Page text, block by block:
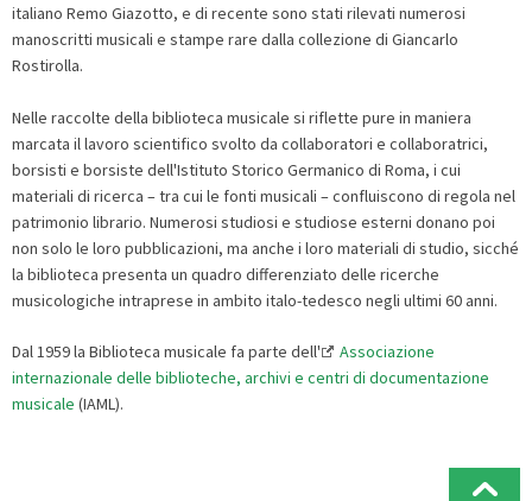
italiano Remo Giazotto, e di recente sono stati rilevati numerosi
manoscritti musicali e stampe rare dalla collezione di Giancarlo
Rostirolla.
Nelle raccolte della biblioteca musicale si riflette pure in maniera
marcata il lavoro scientifico svolto da collaboratori e collaboratrici,
borsisti e borsiste dell'Istituto Storico Germanico di Roma, i cui
materiali di ricerca – tra cui le fonti musicali – confluiscono di regola nel
patrimonio librario. Numerosi studiosi e studiose esterni donano poi
non solo le loro pubblicazioni, ma anche i loro materiali di studio, sicché
la biblioteca presenta un quadro differenziato delle ricerche
musicologiche intraprese in ambito italo-tedesco negli ultimi 60 anni.
Dal 1959 la Biblioteca musicale fa parte dell'
Associazione
internazionale delle biblioteche, archivi e centri di documentazione
musicale (IAML).